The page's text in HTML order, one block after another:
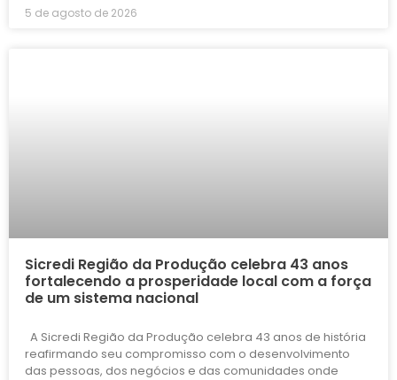
5 de agosto de 2026
Sicredi Região da Produção celebra 43 anos
fortalecendo a prosperidade local com a força
de um sistema nacional
A Sicredi Região da Produção celebra 43 anos de história
reafirmando seu compromisso com o desenvolvimento
das pessoas, dos negócios e das comunidades onde